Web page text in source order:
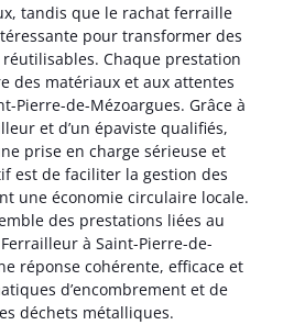
tandis que le rachat ferraille
pour transformer des
Chaque prestation
des matériaux et aux attentes
Pierre-de-Mézoargues. Grâce à
et d’un épaviste qualifiés,
prise en charge sérieuse et
est de faciliter la gestion des
une économie circulaire locale.
des prestations liées au
à Saint-Pierre-de-
réponse cohérente, efficace et
d’encombrement et de
déchets métalliques.